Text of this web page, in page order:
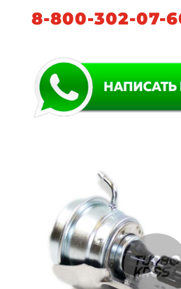
8-800-302-07-